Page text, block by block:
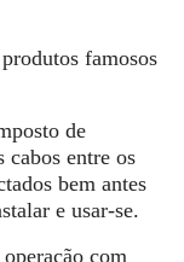
famosos
de
entre os
bem antes
e usar-se.
com